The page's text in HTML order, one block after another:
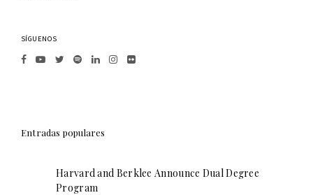
SÍGUENOS
Entradas populares
Harvard and Berklee Announce Dual Degree
Program